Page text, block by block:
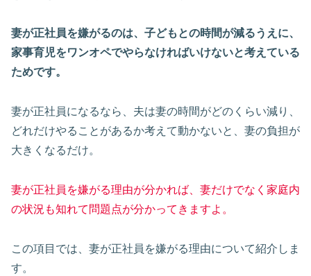
妻が正社員を嫌がるのは、子どもとの時間が減るうえに、
家事育児をワンオペでやらなければいけないと考えている
ためです。
妻が正社員になるなら、夫は妻の時間がどのくらい減り、
どれだけやることがあるか考えて動かないと、妻の負担が
大きくなるだけ。
妻が正社員を嫌がる理由が分かれば、妻だけでなく家庭内
の状況も知れて問題点が分かってきますよ。
この項目では、妻が正社員を嫌がる理由について紹介しま
す。